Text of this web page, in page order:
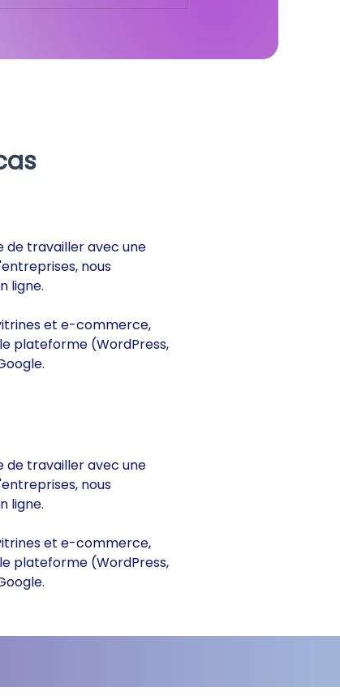
de travailler avec une
nous
ligne.
et e-commerce,
plateforme (WordPress,
de travailler avec une
nous
ligne.
et e-commerce,
plateforme (WordPress,